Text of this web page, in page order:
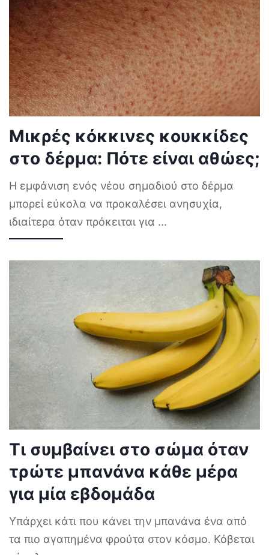
Μικρές κόκκινες κουκκίδες
στο δέρμα: Πότε είναι αθώες;
Η εμφάνιση ενός νέου σημαδιού στο δέρμα
μπορεί εύκολα να προκαλέσει ανησυχία,
ιδιαίτερα όταν πρόκειται για ...
Τι συμβαίνει στο σώμα όταν
τρώτε μπανάνα κάθε μέρα
για μία εβδομάδα
Υπάρχει κάτι που κάνει την μπανάνα ένα από
τα πιο αγαπημένα φρούτα στον κόσμο. Κόβεται